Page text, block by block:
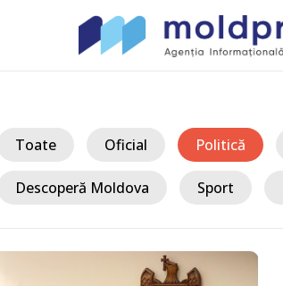
Toate Oficial Politică
Descoperă Moldova Sport